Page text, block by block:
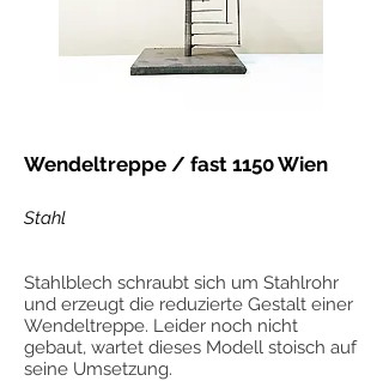
Wendeltreppe / fast 1150 Wien
Stahl
Stahlblech schraubt sich um Stahlrohr
und erzeugt die reduzierte Gestalt einer
Wendeltreppe. Leider noch nicht
gebaut, wartet dieses Modell stoisch auf
seine Umsetzung.